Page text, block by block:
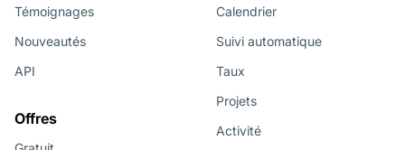
Témoignages
Nouveautés
API
Offres
Calendrier
Suivi automatique
Taux
Projets
Activité